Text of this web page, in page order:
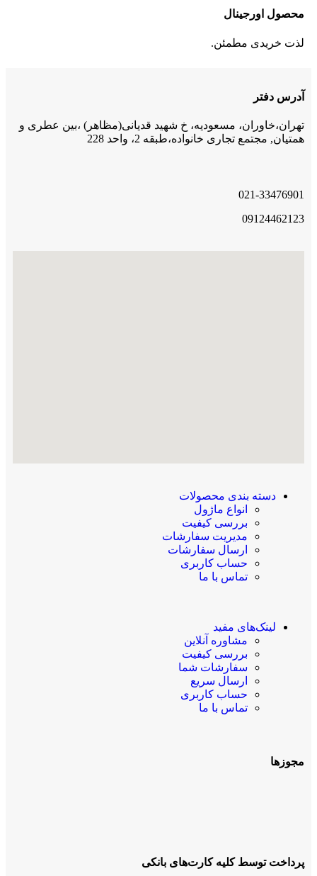
محصول اورجینال
لذت خریدی مطمئن.
آدرس دفتر
تهران،خاوران، مسعودیه، خ شهید قدیانی(مظاهر) ،بین عطری و
همتیان, مجتمع تجاری خانواده،طبقه 2، واحد 228
021-33476901
09124462123
دسته بندی محصولات
انواع ماژول
بررسی کیفیت
مدیریت سفارشات
ارسال سفارشات
حساب کاربری
تماس با ما
لینک‌های مفید
مشاوره آنلاین
بررسی کیفیت
سفارشات شما
ارسال سریع
حساب کاربری
تماس با ما
مجوزها
پرداخت توسط کلیه کارت‌های بانکی